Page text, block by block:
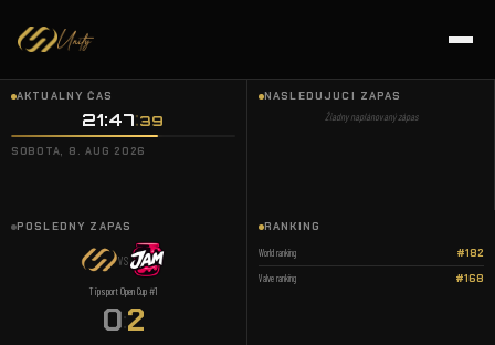
AKTUÁLNY ČAS
21:47 40
SOBOTA, 8. AUG 2026
NASLEDUJÚCI ZÁPAS
Žiadny naplánovaný zápas
POSLEDNÝ ZÁPAS
VS
Tipsport Open Cup #1
0:2
RANKING
World ranking #182
Valve ranking #168